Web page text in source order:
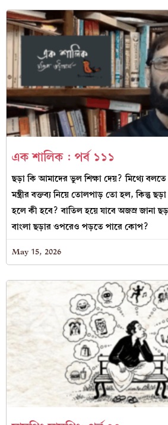
এক শালিক : পর্ব ১১১
ছড়া কি আমাদের ভুল শিক্ষা দেয়? মিথ্যে
মন্ত্রীর বক্তব্য নিয়ে তোলপাড় তো হল, কিন্তু
হলে কী হবে? বাতিল হয়ে যাবে অজস্র জানা
বাংলা ছড়ার ওপরেও পড়তে পারে কোপ?
May 15, 2026